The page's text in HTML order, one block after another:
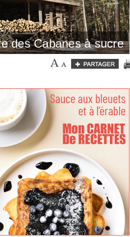
des Cabanes à sucre